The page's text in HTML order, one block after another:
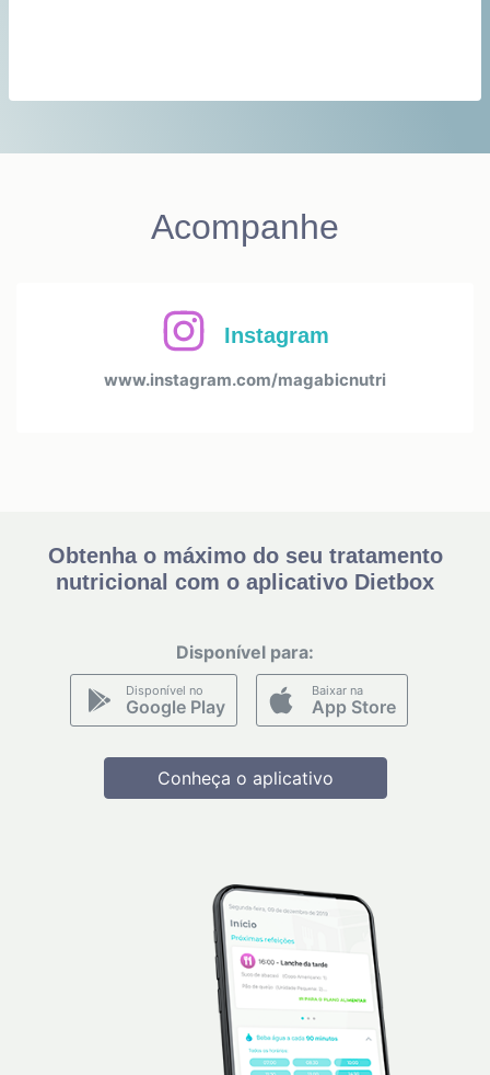
Acompanhe
Instagram
www.instagram.com/magabicnutri
Obtenha o máximo do seu tratamento
nutricional com o aplicativo Dietbox
Disponível para:
Disponível no
Google Play
Baixar na
App Store
Conheça o aplicativo